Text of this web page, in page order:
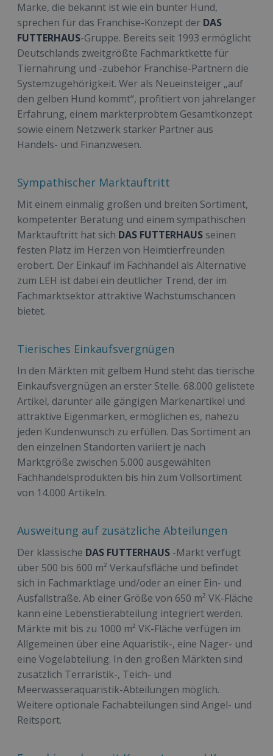
Marke, die bekannt ist wie ein bunter Hund,
sprechen für das Franchise-Konzept der DAS
FUTTERHAUS-Gruppe. Bereits seit 1993 ermöglicht
Deutschlands zweitgrößte Fachmarktkette für
Tiernahrung und -zubehör Franchise-Partnern die
Systemzugehörigkeit. Wer als Neueinsteiger „auf
den gelben Hund kommt“, profitiert von jahrelanger
Erfahrung, einem markterprobtem Gesamtkonzept
sowie einem Netzwerk starker Partner aus
Handels- und Finanzwesen.
Sympathischer Marktauftritt
Mit einem einmalig großen und breiten Sortiment,
kompetenter Beratung und einem sympathischen
Marktauftritt hat sich DAS FUTTERHAUS seinen
festen Platz im Herzen von Heimtierfreunden
erobert. Der Einkauf im Fachhandel als Alternative
zum LEH ist dabei ein deutlicher Trend, der im
Fachmarktsektor attraktive Wachstumschancen
bietet.
Tierisches Einkaufsvergnügen
In den Märkten mit gelbem Hund steht das tierische
Einkaufsvergnügen an erster Stelle. 68.000 gelistete
Artikel, darunter alle gängigen Markenartikel und
attraktive Eigenmarken, ermöglichen es, nahezu
jeden Kundenwunsch zu erfüllen. Das Sortiment an
den einzelnen Standorten variiert je nach
Marktgröße zwischen 5.000 ausgewählten
Fachhandelsprodukten bis hin zum Vollsortiment
von 14.000 Artikeln.
Ausweitung auf zusätzliche Abteilungen
Der klassische DAS FUTTERHAUS -Markt verfügt
über 500 bis 600 m² Verkaufsfläche und befindet
sich in Fachmarktlage und/oder an einer Ein- und
Ausfallstraße. Ab einer Größe von 650 m² VK-Fläche
kann eine Lebenstierabteilung integriert werden.
Märkte mit bis zu 1000 m² VK-Fläche verfügen im
Allgemeinen über eine Aquaristik-, eine Nager- und
eine Vogelabteilung. In den großen Märkten sind
zusätzlich Terraristik-, Teich- und
Meerwasseraquaristik-Abteilungen möglich.
Weitere optionale Fachabteilungen sind Angel- und
Reitsport.